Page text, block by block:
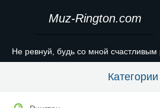
Muz-Rington.com
Не ревнуй, будь со мной счастливым
Категории